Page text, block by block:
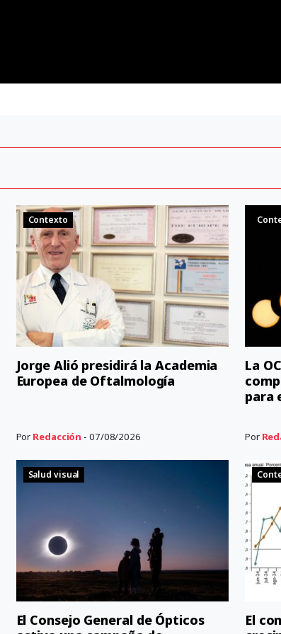
Contexto
Jorge Alió presidirá la Academia
Europea de Oftalmología
Por Redacción - 07/08/2026
La
para
Por
Salud visual
El Consejo General de Ópticos
El